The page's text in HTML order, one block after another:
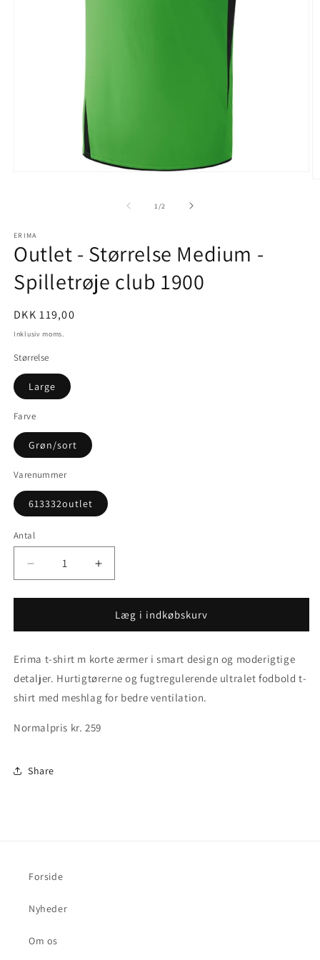
1 /af2
ERIMA
Outlet - Størrelse Medium -
Spilletrøje club 1900
Normalpris
DKK 119,00
Inklusiv moms.
Størrelse
Large
Farve
Grøn/sort
Varenummer
613332outlet
Antal
Reducer
antallet
for
-
Medium
-
Spilletrøje
club
Øg
antallet
for
Outlet
-
Medium
-
Spilletrøje
club
Læg i indkøbskurv
Erima t-shirt m korte ærmer i smart design og moderigtige
detaljer. Hurtigtørerne og fugtregulerende ultralet fodbold t-
shirt med meshlag for bedre ventilation.
Normalpris kr. 259
Share
Forside
Nyheder
Om os